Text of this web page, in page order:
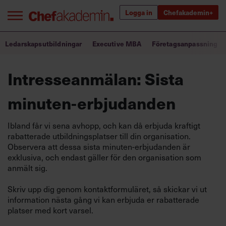
Logga in Chefakademin+
Annonsera
Om oss
Kontakta oss
Bra ledare förändrar världen
Innehåll från Chef
Utbildning för ledare
Chefakademin+
Populära utbildningar
Ledarskapsutbildningar Executive MBA Företagsanpassning
Intresseanmälan: Sista
minuten-erbjudanden
Ibland får vi sena avhopp, och kan då erbjuda kraftigt
rabatterade utbildningsplatser till din organisation.
Observera att dessa sista minuten-erbjudanden är
exklusiva, och endast gäller för den organisation som
anmält sig.
Skriv upp dig genom kontaktformuläret, så skickar vi ut
information nästa gång vi kan erbjuda er rabatterade
platser med kort varsel.